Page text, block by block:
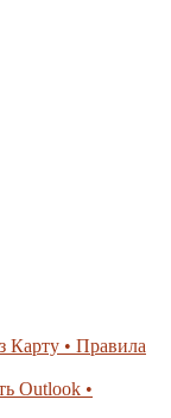
Карту • Правила
Outlook •